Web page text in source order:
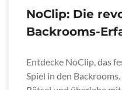
NoClip: Die
Backrooms-
Entdecke NoClip, das
Spiel in den